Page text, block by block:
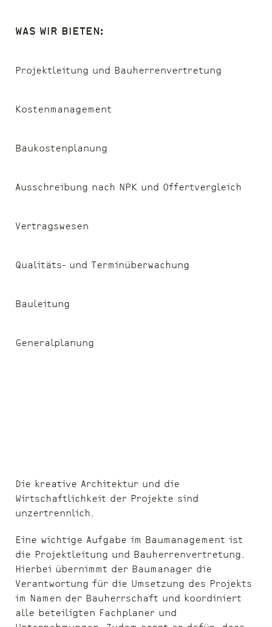
was wir Bieten:
Projektleitung und Bauherrenvertretung
Kostenmanagement
Baukostenplanung
Ausschreibung nach NPK und Offertvergleich
Vertragswesen
Qualitäts- und Terminüberwachung
Bauleitung
Generalplanung
Die kreative Architektur und die
Wirtschaftlichkeit der Projekte sind
unzertrennlich.
Eine wichtige Aufgabe im Baumanagement ist
die Projektleitung und Bauherrenvertretung.
Hierbei übernimmt der Baumanager die
Verantwortung für die Umsetzung des Projekts
im Namen der Bauherrschaft und koordiniert
alle beteiligten Fachplaner und